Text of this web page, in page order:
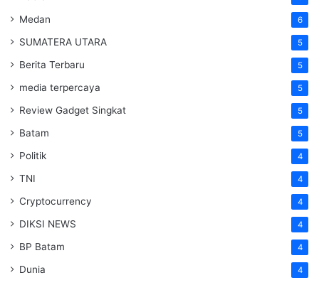
Medan 6
SUMATERA UTARA 5
Berita Terbaru 5
media terpercaya 5
Review Gadget Singkat 5
Batam 5
Politik 4
TNI 4
Cryptocurrency 4
DIKSI NEWS 4
BP Batam 4
Dunia 4